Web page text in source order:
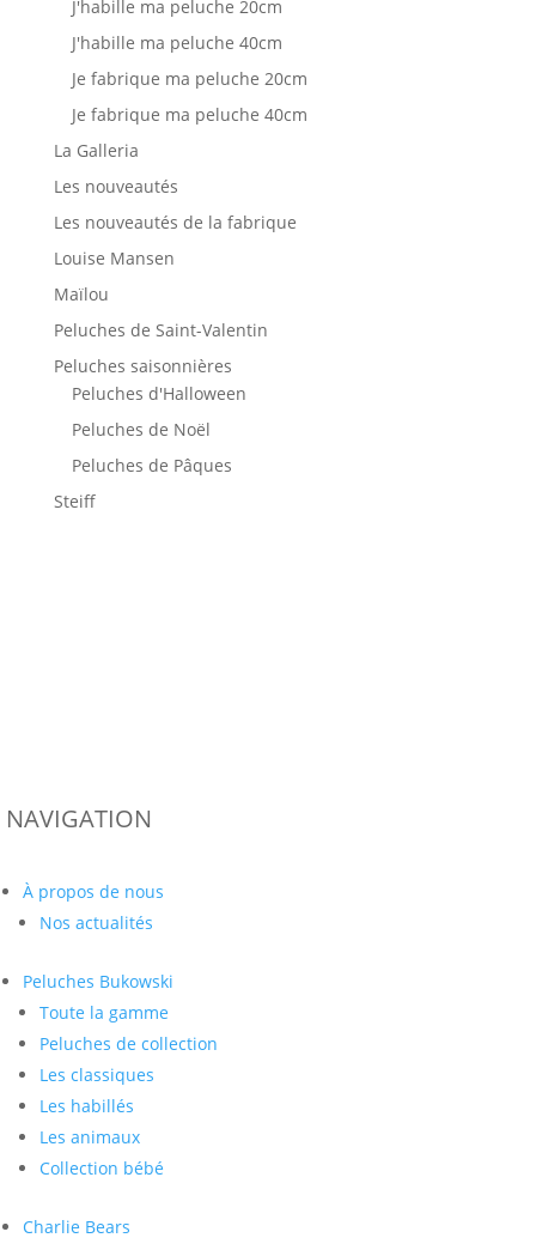
J'habille ma peluche 20cm
J'habille ma peluche 40cm
Je fabrique ma peluche 20cm
Je fabrique ma peluche 40cm
La Galleria
Les nouveautés
Les nouveautés de la fabrique
Louise Mansen
Maïlou
Peluches de Saint-Valentin
Peluches saisonnières
Peluches d'Halloween
Peluches de Noël
Peluches de Pâques
Steiff
NAVIGATION
À propos de nous
Nos actualités
Peluches Bukowski
Toute la gamme
Peluches de collection
Les classiques
Les habillés
Les animaux
Collection bébé
Charlie Bears